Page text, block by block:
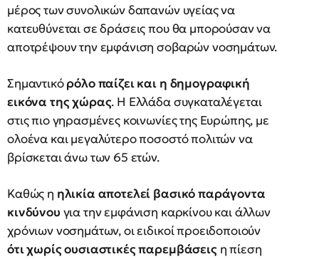
μέρος των συνολικών δαπανών υγείας να
κατευθύνεται σε δράσεις που θα μπορούσαν να
αποτρέψουν την εμφάνιση σοβαρών νοσημάτων.
Σημαντικόρόλο παίζει και η δημογραφική
εικόνα της χώρας. Η Ελλάδα συγκαταλέγεται
στις πιο γηρασμένες κοινωνίες της Ευρώπης, με
ολοένα και μεγαλύτερο ποσοστό πολιτών να
βρίσκεται άνω των 65 ετών.
Καθώς η ηλικία αποτελεί βασικό παράγοντα
κινδύνου για την εμφάνιση καρκίνου και άλλων
χρόνιων νοσημάτων, οι ειδικοί προειδοποιούν
ότι χωρίς ουσιαστικές παρεμβάσειςη πίεση